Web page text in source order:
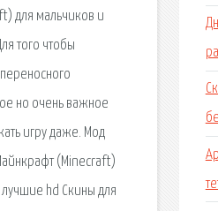
для мальчиков и
того чтобы
но очень важное
игру даже. Мод
(Minecraft)
hd Скины для